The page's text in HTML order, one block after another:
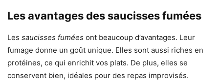
Les avantages des saucisses fumées
Les saucisses fumées ont beaucoup d’avantages. Leur
fumage donne un goût unique. Elles sont aussi riches en
protéines, ce qui enrichit vos plats. De plus, elles se
conservent bien, idéales pour des repas improvisés.